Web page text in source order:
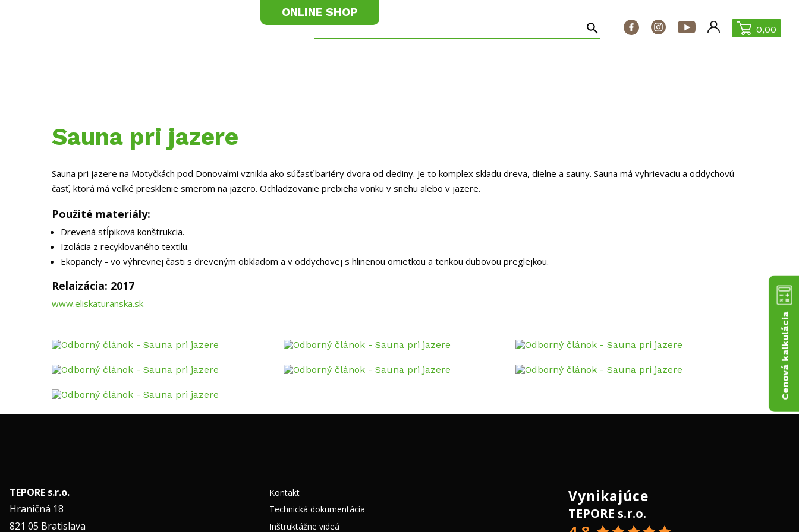
0,00
Sauna pri jazere
Sauna pri jazere na Motyčkách pod Donovalmi vznikla ako súčasť bariéry dvora od dediny. Je to komplex skladu dreva, dielne a sauny. Sauna má vyhrievaciu a oddychovú
časť, ktorá má veľké presklenie smerom na jazero. Ochladzovanie prebieha vonku v snehu alebo v jazere.
Použité materiály:
Drevená stĺpiková konštrukcia.
Izolácia z recyklovaného textilu.
Ekopanely - vo výhrevnej časti s dreveným obkladom a v oddychovej s hlinenou omietkou a tenkou dubovou preglejkou.
Relaizácia: 2017
www.eliskaturanska.sk
Cenová kalkulácia
TEPORE s.r.o.
Hraničná 18
821 05 Bratislava
Kontakt
Technická dokumentácia
Inštruktážne videá
Vynikajúce
TEPORE s.r.o.
ONLINE SHOP